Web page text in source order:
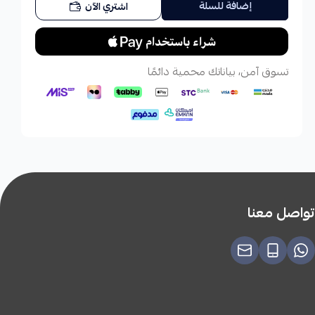
إضافة للسلة اشتري الآن
تسوق آمن، بياناتك محمية دائمًا
تواصل معنا